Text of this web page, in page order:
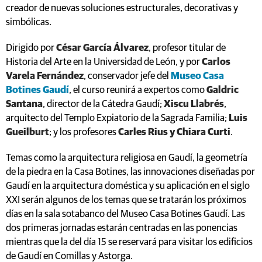
creador de nuevas soluciones estructurales, decorativas y
simbólicas.
Dirigido porCésar García Álvarez, profesor titular de
Historia del Arte en la Universidad de León, y porCarlos
Varela Fernández, conservador jefe del Museo Casa
Botines Gaudí, el curso reunirá a expertos comoGaldric
Santana, director de la Cátedra Gaudí; Xiscu Llabrés,
arquitecto del Templo Expiatorio de la Sagrada Familia; Luis
Gueilburt; y los profesoresCarles Rius y Chiara Curti.
Temas como la arquitectura religiosa en Gaudí, la geometría
de la piedra en la Casa Botines, las innovaciones diseñadas por
Gaudí en la arquitectura doméstica y su aplicación en el siglo
XXI serán algunos de los temas que se tratarán los próximos
días en la sala sotabanco del Museo Casa Botines Gaudí. Las
dos primeras jornadas estarán centradas en las ponencias
mientras que la del día 15 se reservará para visitar los edificios
de Gaudí en Comillas y Astorga.